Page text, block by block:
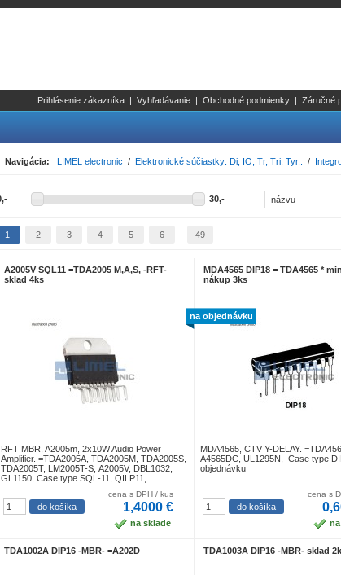
Prihlásenie zákazníka | Vyhľadávanie | Obchodné podmienky | Záručné
Navigácia: LIMEL electronic / Elektronické súčiastky: Di, IO, Tr, Tri, Tyr.. /
1 2 3 4 5 6 49
A2005V SQL11 =TDA2005 M,A,S, -RFT-
sklad 4ks
RFT MBR, A2005m, 2x10W Audio Power
Amplifier. =TDA2005A, TDA2005M, TDA2005S,
TDA2005T, LM2005T-S, A2005V, DBL1032,
GL1150, Case type SQL-11, QILP11,
cena s DPH / kus
1,4000 €
na sklade
MDA4565 DIP18 = TDA4565 *
nákup 3ks
na objednávku
MDA4565, CTV Y-DELAY.
A4565DC, UL1295N, Case type
objednávku
cena s
TDA1002A DIP16 -MBR- =A202D TDA1003A DIP16 -MBR- sklad